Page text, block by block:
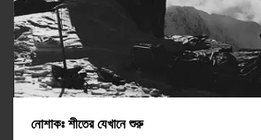
নোশাকঃ শীতের যেখানে শুরু